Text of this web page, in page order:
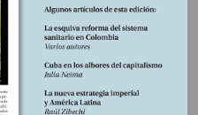
y otros